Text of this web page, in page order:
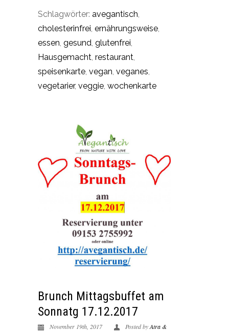
Schlagwörter: avegantisch,
cholesterinfrei, ernährungsweise,
essen, gesund, glutenfrei,
Hausgemacht, restaurant,
speisenkarte, vegan, veganes,
vegetarier, veggie, wochenkarte
Brunch Mittagsbuffet am
Sonnatg 17.12.2017
November 19th, 2017 Posted byAtra &